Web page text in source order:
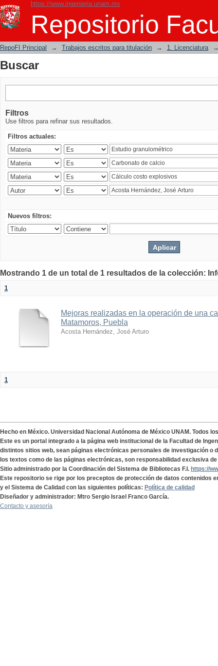
https://www.ingenieria.unam.mx
Repositorio
Buscar
RepoFI Principal → Trabajos escritos para titulación → 1. Licenciatura
Buscar
Filtros
Use filtros para refinar sus resultados.
Filtros actuales:
Nuevos filtros:
Mostrando 1 de un total de 1 resultados de la colección:
1
Mejoras realizadas en la operación de una
Matamoros, Puebla
Acosta Hernández, José Arturo
1
Hecho en México. Universidad Nacional Autónoma de México UNAM. Todos
Este es un portal integrado a la página web institucional de la Facultad de
distintos sitios web, sean páginas electrónicas personales de investigación o
los textos como de las páginas electrónicas, son responsabilidad exclusiva
Sitio administrado por la Coordinación del Sistema de Bibliotecas F.I. https://
Este repositorio se rige por los preceptos de protección de datos contenidos
y el Sistema de Calidad con las siguientes políticas: Política de calidad
Diseñador y administrador: Mtro Sergio Israel Franco García.
Contacto y asesoría